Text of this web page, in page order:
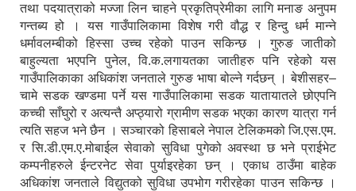
तथा पदयात्राको मज्जा लिन चाहने प्रकृतिप्रेमीका लागि मनाङ अनुपम
गन्तब्य हो । यस गाउँपालिकामा विशेष गरी वौद्ध र हिन्दु धर्म मान्ने
धर्मावलम्बीको हिस्सा उच्च रहेको पाउन सकिन्छ । गुरुङ जातीको
बाहुल्यता भएपनि पुनेल, वि.क.लगायतका जातीहरु पनि रहेको यस
गाउँपालिकाका अधिकांश जनताले गुरुङ भाषा बोल्ने गर्दछन् । बेशीसहर–
चामे सडक खण्डमा पर्ने यस गाउँपालिकामा सडक यातायातले छोएपनि
कच्ची साँघुरो र अत्यन्तै अप्ठ्यारो ग्रामीण सडक भएका कारण यात्रा गर्न
त्यति सहज भने छैन । सञ्चारको हिसाबले नेपाल टेलिकमको जि.एस.एम.
र सि.डी.एम.ए.मोबाईल सेवाको सुविधा पुगेको अवस्था छ भने प्राईभेट
कम्पनीहरुले ईन्टरनेट सेवा पुर्याइरहेका छन् । एकाध ठाउँमा बाहेक
अधिकांश जनताले विद्युतको सुविधा उपभोग गरीरहेका पाउन सकिन्छ ।